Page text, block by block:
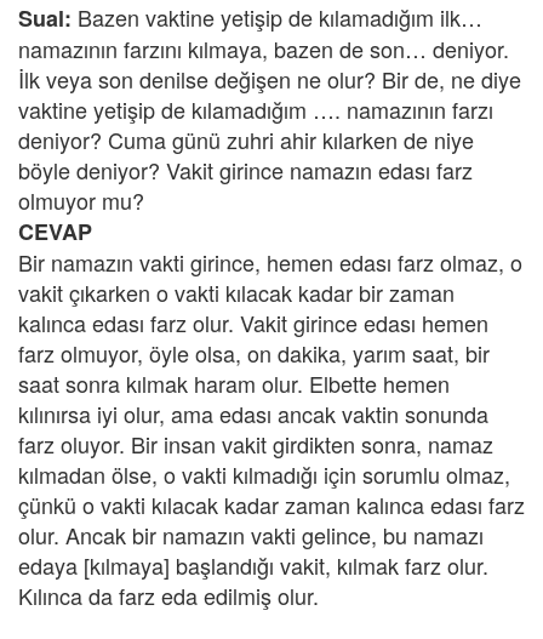
Sual: Bazen vaktine yetişip de kılamadığım ilk…
namazının farzını kılmaya, bazen de son… deniyor.
İlk veya son denilse değişen ne olur? Bir de, ne diye
vaktine yetişip de kılamadığım …. namazının farzı
deniyor? Cuma günü zuhri ahir kılarken de niye
böyle deniyor? Vakit girince namazın edası farz
olmuyor mu?
CEVAP
Bir namazın vakti girince, hemen edası farz olmaz, o
vakit çıkarken o vakti kılacak kadar bir zaman
kalınca edası farz olur. Vakit girince edası hemen
farz olmuyor, öyle olsa, on dakika, yarım saat, bir
saat sonra kılmak haram olur. Elbette hemen
kılınırsa iyi olur, ama edası ancak vaktin sonunda
farz oluyor. Bir insan vakit girdikten sonra, namaz
kılmadan ölse, o vakti kılmadığı için sorumlu olmaz,
çünkü o vakti kılacak kadar zaman kalınca edası farz
olur. Ancak bir namazın vakti gelince, bu namazı
edaya [kılmaya] başlandığı vakit, kılmak farz olur.
Kılınca da farz eda edilmiş olur.